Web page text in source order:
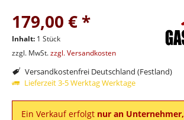
179,00 € *
Inhalt: 1 Stück
zzgl. MwSt.zzgl. Versandkosten
Versandkostenfrei Deutschland (Festland)
Lieferzeit 3-5 Werktag Werktage
Ein Verkauf erfolgt nur an Unternehmer,